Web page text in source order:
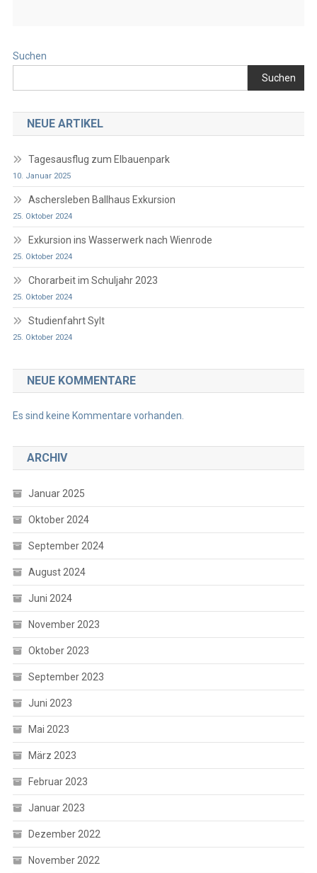
Suchen
Suchen
NEUE ARTIKEL
Tagesausflug zum Elbauenpark
10. Januar 2025
Aschersleben Ballhaus Exkursion
25. Oktober 2024
Exkursion ins Wasserwerk nach Wienrode
25. Oktober 2024
Chorarbeit im Schuljahr 2023
25. Oktober 2024
Studienfahrt Sylt
25. Oktober 2024
NEUE KOMMENTARE
Es sind keine Kommentare vorhanden.
ARCHIV
Januar 2025
Oktober 2024
September 2024
August 2024
Juni 2024
November 2023
Oktober 2023
September 2023
Juni 2023
Mai 2023
März 2023
Februar 2023
Januar 2023
Dezember 2022
November 2022